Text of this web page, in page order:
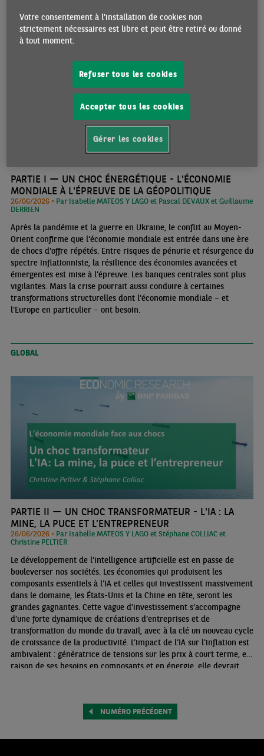
GLOBAL
PARTIE I — UN CHOC ÉNERGÉTIQUE - L'ÉCONOMIE
MONDIALE À L'ÉPREUVE DE LA GÉOPOLITIQUE
26/06/2026 • Par Isabelle MATEOS Y LAGO et Pascal DEVAUX et Guillaume
DERRIEN
Après la pandémie et la guerre en Ukraine, le conflit au Moyen-
Orient confirme que l'économie mondiale est entrée dans une ère
de chocs d'offre répétés. Entre risques de pénurie et résurgence du
spectre inflationniste, la résilience des économies avancées et
émergentes est mise à l'épreuve. Les banques centrales sont plus
vigilantes. Mais la crise pourrait aussi conduire à certaines
transformations structurelles dont l'économie mondiale – et
l'Europe en particulier – ont besoin.
GLOBAL
PARTIE II — UN CHOC TRANSFORMATEUR - L'IA : LA
MINE, LA PUCE ET L’ENTREPRENEUR
26/06/2026 • Par Isabelle MATEOS Y LAGO et Stéphane COLLIAC et
Christine PELTIER
Le développement de l’intelligence artificielle est en passe de
bouleverser nos sociétés. Les économies qui produisent les
composants essentiels à l'IA et celles qui investissent massivement
dans le domaine, les États-Unis et la Chine en tête, seront les
grandes gagnantes. Cette vague d’investissement s’accompagne
d’une forte dynamique de créations d’entreprises et de
transformation du monde du travail, avec à la clé un nouveau cycle
de croissance de la productivité. L’impact de l’IA sur l'inflation est
ambivalent : génératrice de tensions sur les prix à court terme, en
raison de ses besoins en composants et en énergie, elle devrait,
NUMÉRO PRÉCÉDENT
Votre consentement à l'installation de cookies non
strictement nécessaires est libre et peut être retiré ou donné
à tout moment.
Refuser tous les cookies
Accepter tous les cookies
Gérer les cookies